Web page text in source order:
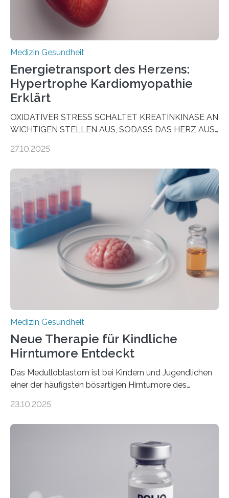
Medizin Gesundheit
Energietransport des Herzens:
Hypertrophe Kardiomyopathie
Erklärt
OXIDATIVER STRESS SCHALTET KREATINKINASE AN
WICHTIGEN STELLEN AUS, SODASS DAS HERZ AUS
aus dem Deutschen Zentrum für Herzinsuffizienz
im Journal Circulation, warum der Energietransport bei
der Hypertrophen Kardiomyopathie (HCM) versagen
kann und wie sich durch eine Verringerung der
Herzbelastung und des oxidativen Stresses
Rhythmusstörungen reduzieren lassen. Würzburg. Die
hypertrophe Kardiomyopathie (HCM) ist die häufigste
erblich bedingte Herzerkrankung. Sie führt dazu, dass
sich die linke Herzkammer verdickt, der Herzmuskel zu
stark kontrahiert…
27.10.2025
Medizin Gesundheit
Neue Therapie für Kindliche
Hirntumore Entdeckt
Das Medulloblastom ist bei Kindern und Jugendlichen
einer der häufigsten bösartigen Hirntumore des
Betroffenen können mit heutigen Methoden geheilt
Dringend benötigt werden zielgerichtete Therapien, die
nur Tumorschwachstellen angreifen und normales
Gewebe verschonen. Forschende um Daniel Merk vom
Hertie-Institut für klinische Hirnforschung am
Universitätsklinikum Tübingen haben eine solche
23.10.2025